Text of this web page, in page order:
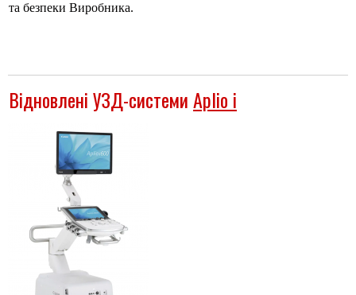
та безпеки Виробника.
Відновлені УЗД-системиAplio i